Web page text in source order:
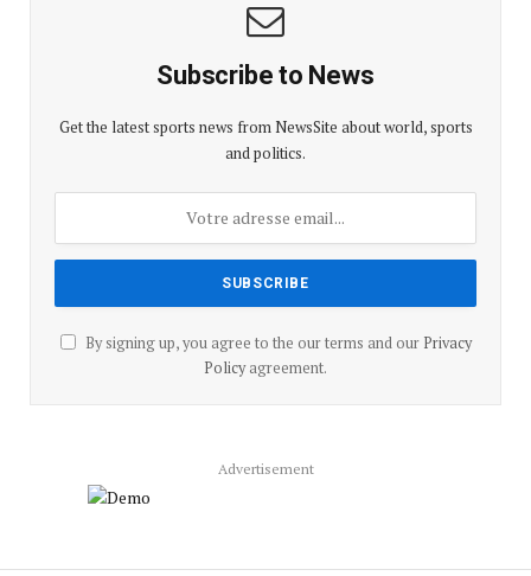
Subscribe to News
Get the latest sports news from NewsSite about world, sports
and politics.
By signing up, you agree to the our terms and our Privacy
Policyagreement.
Advertisement